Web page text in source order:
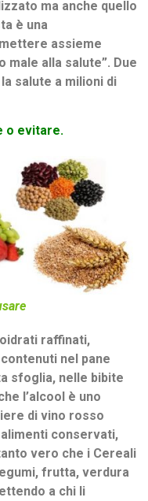
ma anche quello
è una
assieme
male alla salute”. Due
salute a milioni di
o evitare.
raffinati,
nel pane
sfoglia, nelle bibite
l’alcool è uno
di vino rosso
conservati,
vero che i Cereali
frutta, verdura
a chi li